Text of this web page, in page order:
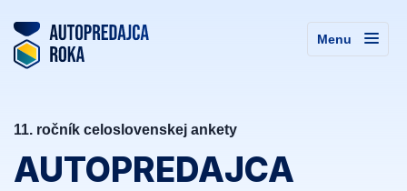
Menu
11. ročník celoslovenskej ankety
AUTOPREDAJCA